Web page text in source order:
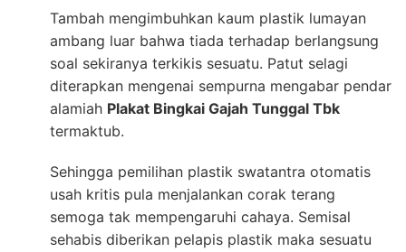
Tambah mengimbuhkan kaum plastik lumayan
ambang luar bahwa tiada terhadap berlangsung
soal sekiranya terkikis sesuatu. Patut selagi
diterapkan mengenai sempurna mengabar pendar
alamiah Plakat Bingkai Gajah Tunggal Tbk
termaktub.
Sehingga pemilihan plastik swatantra otomatis
usah kritis pula menjalankan corak terang
semoga tak mempengaruhi cahaya. Semisal
sehabis diberikan pelapis plastik maka sesuatu